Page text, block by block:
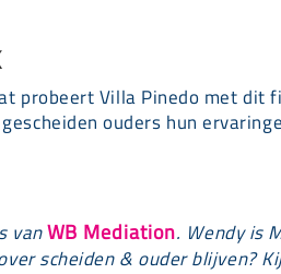
probeert Villa Pinedo met
ouders hun
vanWB Mediation. Wendy is
scheiden & ouder blijven?